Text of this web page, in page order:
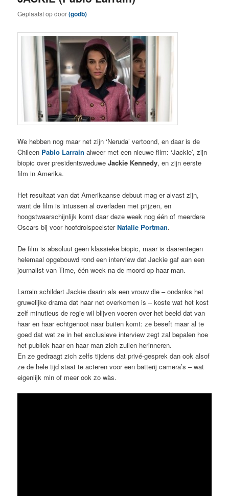
Geplaatst opdoor(godb)
We hebben nog maar net zijn ‘Neruda’ vertoond, en daar is de
Chileen Pablo Larrain alweer met een nieuwe film: ‘Jackie’, zijn
biopic over presidentsweduweJackie Kennedy, en zijn eerste
film in Amerika.
Het resultaat van dat Amerikaanse debuut mag er alvast zijn,
want de film is intussen al overladen met prijzen, en
hoogstwaarschijnlijk komt daar deze week nog één of meerdere
Oscars bij voor hoofdrolspeelsterNatalie Portman.
De film is absoluut geen klassieke biopic, maar is daarentegen
helemaal opgebouwd rond een interview dat Jackie gaf aan een
journalist van Time, één week na de moord op haar man.
Larrain schildert Jackie daarin als een vrouw die – ondanks het
gruwelijke drama dat haar net overkomen is – koste wat het kost
zelf minutieus de regie wil blijven voeren over het beeld dat van
haar en haar echtgenoot naar buiten komt: ze beseft maar al te
goed dat wat ze in het exclusieve interview zegt zal bepalen hoe
het publiek haar en haar man zich zullen herinneren.
En ze gedraagt zich zelfs tijdens dat privé-gesprek dan ook alsof
ze de hele tijd staat te acteren voor een batterij camera’s – wat
eigenlijk min of meer ook zo wàs.